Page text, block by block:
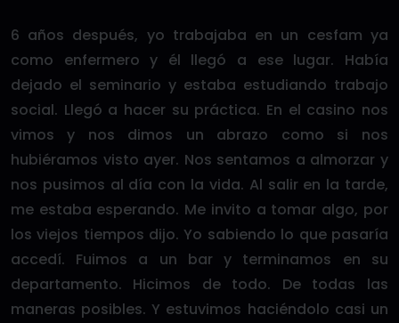
6 años después, yo trabajaba en un cesfam ya
como enfermero y él llegó a ese lugar. Había
dejado el seminario y estaba estudiando trabajo
social. Llegó a hacer su práctica. En el casino nos
vimos y nos dimos un abrazo como si nos
hubiéramos visto ayer. Nos sentamos a almorzar y
nos pusimos al día con la vida. Al salir en la tarde,
me estaba esperando. Me invito a tomar algo, por
los viejos tiempos dijo. Yo sabiendo lo que pasaría
accedí. Fuimos a un bar y terminamos en su
departamento. Hicimos de todo. De todas las
maneras posibles. Y estuvimos haciéndolo casi un